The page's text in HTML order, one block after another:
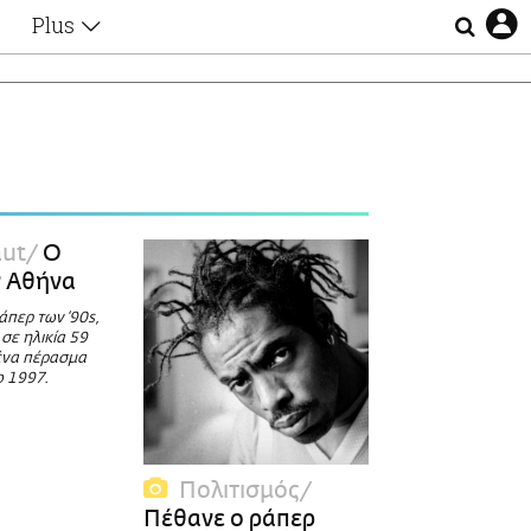
Plus
Οι Αθηναίοι
Απώλειες
Lgbtqi+
Επιλογές
Ο
Αθήνα
των ‘90s,
ηλικία 59
πέρασμα
1997.
Πολιτισμός
Πέθανε ο ράπερ